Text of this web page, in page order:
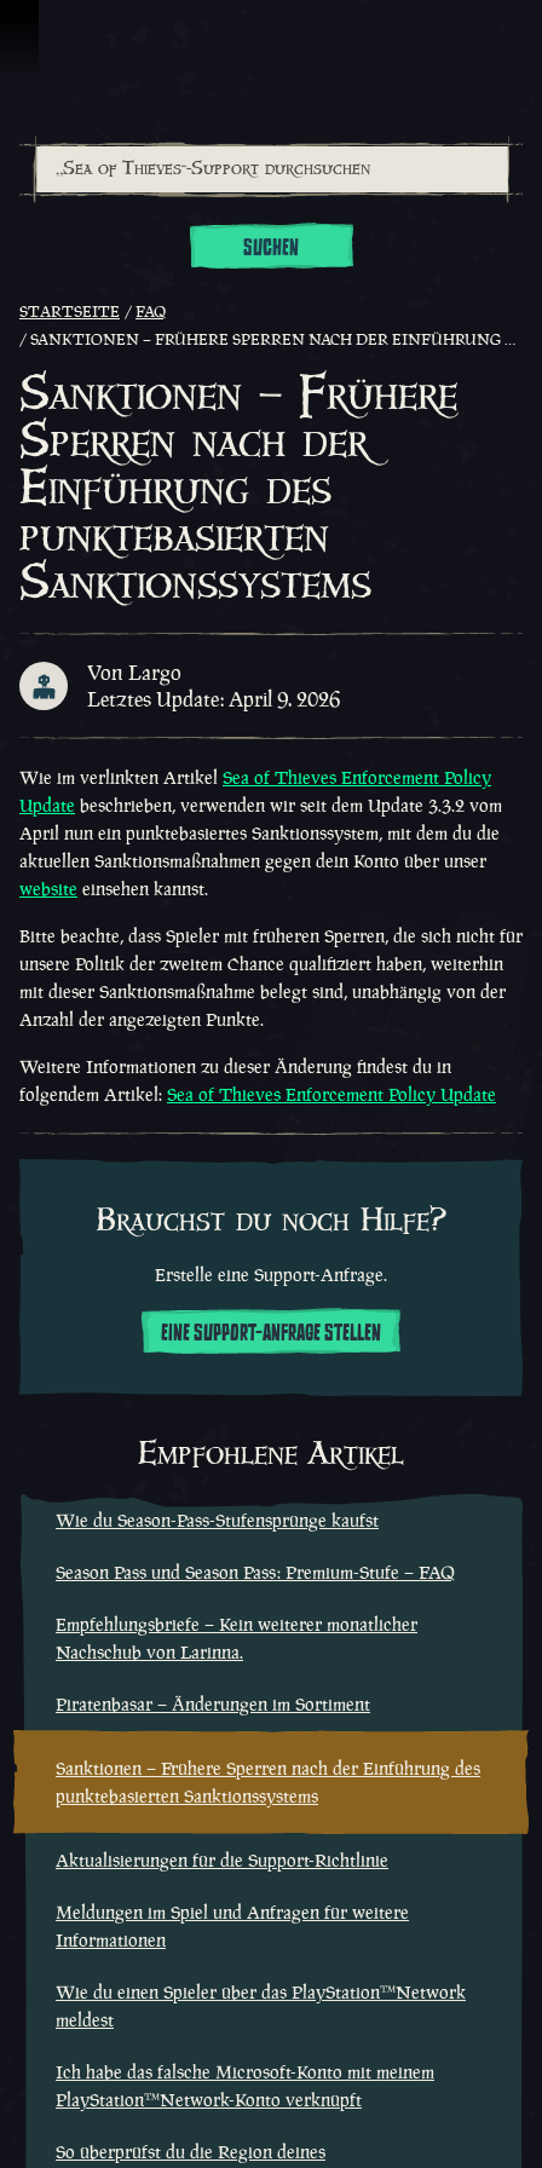
SUCHEN
STARTSEITE
FAQ
SANKTIONEN – FRÜHERE SPERREN NACH DER EINFÜHRUNG DES PUNKTEBASIERTEN SANKTIONSSYSTEMS
Sanktionen – Frühere
Sperren nach der
Einführung des
punktebasierten
Sanktionssystems
Von Largo
Letztes Update: April 9. 2026
Wie im verlinkten Artikel Sea of Thieves Enforcement Policy
Update beschrieben, verwenden wir seit dem Update 3.3.2 vom
April nun ein punktebasiertes Sanktionssystem, mit dem du die
aktuellen Sanktionsmaßnahmen gegen dein Konto über unser
website einsehen kannst.
Bitte beachte, dass Spieler mit früheren Sperren, die sich nicht für
unsere Politik der zweitem Chance qualifiziert haben, weiterhin
mit dieser Sanktionsmaßnahme belegt sind, unabhängig von der
Anzahl der angezeigten Punkte.
Weitere Informationen zu dieser Änderung findest du in
folgendem Artikel: Sea of Thieves Enforcement Policy Update
Brauchst du noch Hilfe?
Erstelle eine Support-Anfrage.
EINE SUPPORT-ANFRAGE STELLEN
Empfohlene Artikel
Wie du Season-Pass-Stufensprünge kaufst
Season Pass und Season Pass: Premium-Stufe – FAQ
Empfehlungsbriefe – Kein weiterer monatlicher
Nachschub von Larinna.
Piratenbasar – Änderungen im Sortiment
Sanktionen – Frühere Sperren nach der Einführung des
punktebasierten Sanktionssystems
Aktualisierungen für die Support-Richtlinie
Meldungen im Spiel und Anfragen für weitere
Informationen
Wie du einen Spieler über das PlayStation™Network
meldest
Ich habe das falsche Microsoft-Konto mit meinem
PlayStation™Network-Konto verknüpft
So überprüfst du die Region deines